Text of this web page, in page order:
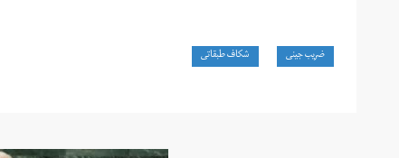
ضریب جینی شکاف طبقاتی